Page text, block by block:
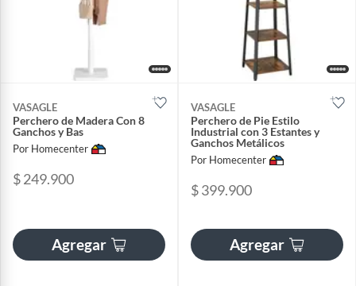
VASAGLE
Perchero de Madera Con 8
Ganchos y Bas
Por Homecenter
$ 249.900
Agregar
VASAGLE
Perchero de Pie Estilo
Industrial con 3 Estantes y
Ganchos Metálicos
Por Homecenter
$ 399.900
Agregar